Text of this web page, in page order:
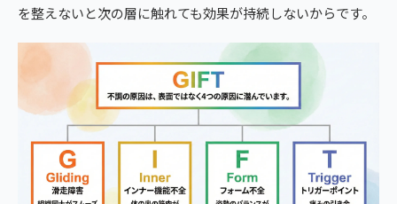
を整えないと次の層に触れても効果が持続しないからです。